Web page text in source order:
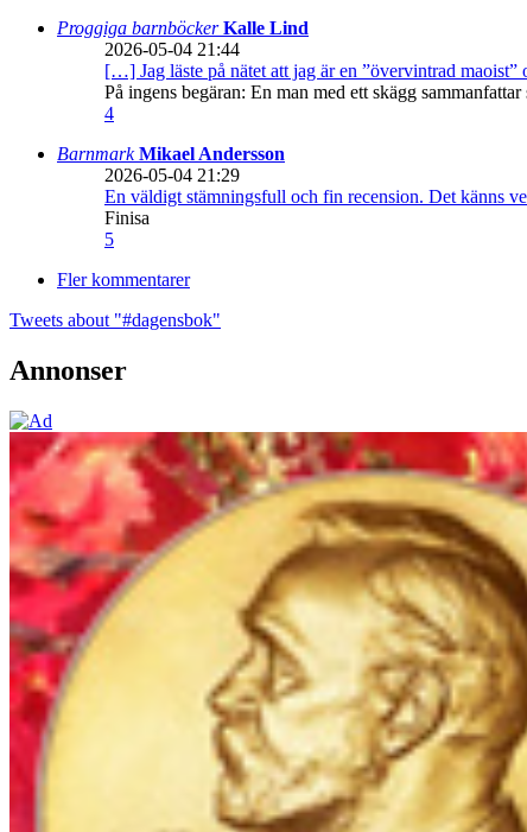
Proggiga barnböckerKalle Lind
2026-05-04 21:44
[…] Jag läste på nätet att jag är en ”övervintrad
På ingens begäran: En man med ett skägg
4
BarnmarkMikael Andersson
2026-05-04 21:29
En väldigt stämningsfull och fin recension. Det känns
Finisa
5
Fler kommentarer
Tweets about "#dagensbok"
Annonser